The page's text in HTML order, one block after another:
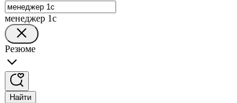
менеджер 1с
Резюме
Найти